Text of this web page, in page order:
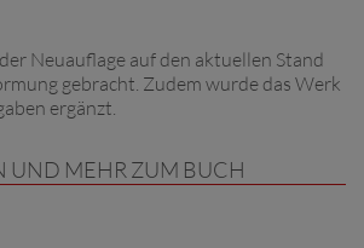
Neuauflage auf den aktuellen Stand
gebracht. Zudem wurde das Werk
ergänzt.
UND MEHR ZUM BUCH